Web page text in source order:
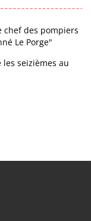
chef des pompiers
Le Porge"
les seizièmes au